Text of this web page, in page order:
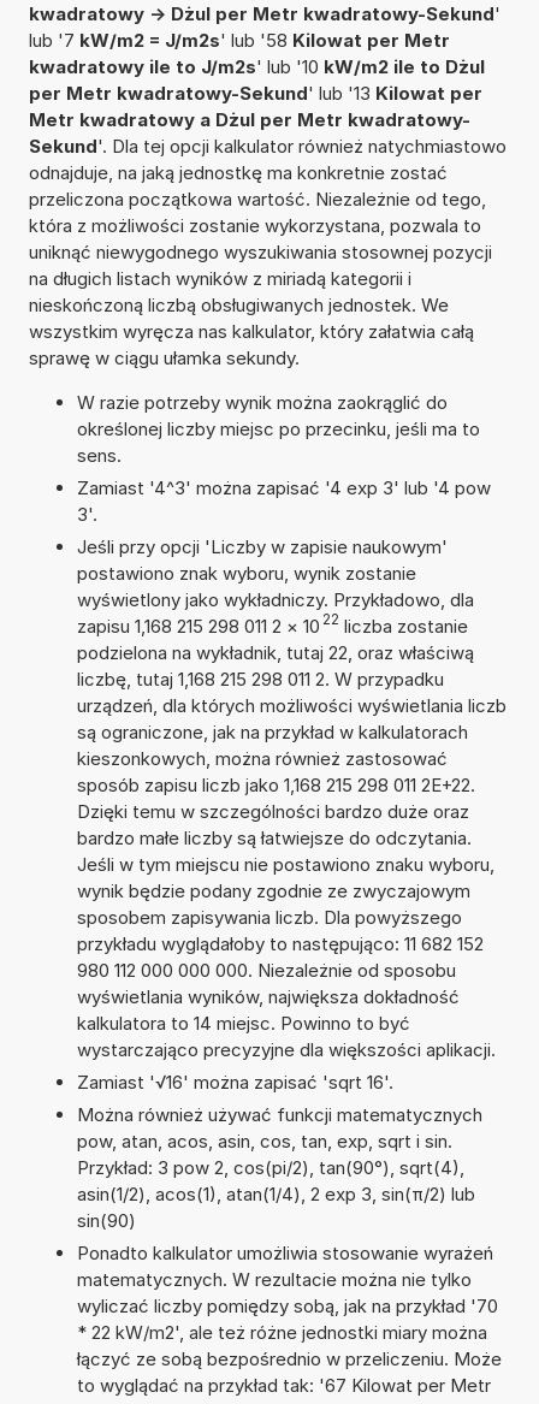
kwadratowy -> Dżul per Metr kwadratowy-Sekund'
lub '7 kW/m2 = J/m2s' lub '58 Kilowat per Metr
kwadratowy ile to J/m2s' lub '10 kW/m2 ile to Dżul
per Metr kwadratowy-Sekund' lub '13 Kilowat per
Metr kwadratowy a Dżul per Metr kwadratowy-
Sekund'. Dla tej opcji kalkulator również natychmiastowo
odnajduje, na jaką jednostkę ma konkretnie zostać
przeliczona początkowa wartość. Niezależnie od tego,
która z możliwości zostanie wykorzystana, pozwala to
uniknąć niewygodnego wyszukiwania stosownej pozycji
na długich listach wyników z miriadą kategorii i
nieskończoną liczbą obsługiwanych jednostek. We
wszystkim wyręcza nas kalkulator, który załatwia całą
sprawę w ciągu ułamka sekundy.
W razie potrzeby wynik można zaokrąglić do
określonej liczby miejsc po przecinku, jeśli ma to
sens.
Zamiast '4^3' można zapisać '4 exp 3' lub '4 pow
3'.
Jeśli przy opcji 'Liczby w zapisie naukowym'
postawiono znak wyboru, wynik zostanie
wyświetlony jako wykładniczy. Przykładowo, dla
zapisu 1,168 215 298 011 2 × 10 22 liczba zostanie
podzielona na wykładnik, tutaj 22, oraz właściwą
liczbę, tutaj 1,168 215 298 011 2. W przypadku
urządzeń, dla których możliwości wyświetlania liczb
są ograniczone, jak na przykład w kalkulatorach
kieszonkowych, można również zastosować
sposób zapisu liczb jako 1,168 215 298 011 2E+22.
Dzięki temu w szczególności bardzo duże oraz
bardzo małe liczby są łatwiejsze do odczytania.
Jeśli w tym miejscu nie postawiono znaku wyboru,
wynik będzie podany zgodnie ze zwyczajowym
sposobem zapisywania liczb. Dla powyższego
przykładu wyglądałoby to następująco: 11 682 152
980 112 000 000 000. Niezależnie od sposobu
wyświetlania wyników, największa dokładność
kalkulatora to 14 miejsc. Powinno to być
wystarczająco precyzyjne dla większości aplikacji.
Zamiast '√16' można zapisać 'sqrt 16'.
Można również używać funkcji matematycznych
pow, atan, acos, asin, cos, tan, exp, sqrt i sin.
Przykład: 3 pow 2, cos(pi/2), tan(90°), sqrt(4),
asin(1/2), acos(1), atan(1/4), 2 exp 3, sin(π/2) lub
sin(90)
Ponadto kalkulator umożliwia stosowanie wyrażeń
matematycznych. W rezultacie można nie tylko
wyliczać liczby pomiędzy sobą, jak na przykład '70
* 22 kW/m2', ale też różne jednostki miary można
łączyć ze sobą bezpośrednio w przeliczeniu. Może
to wyglądać na przykład tak: '67 Kilowat per Metr